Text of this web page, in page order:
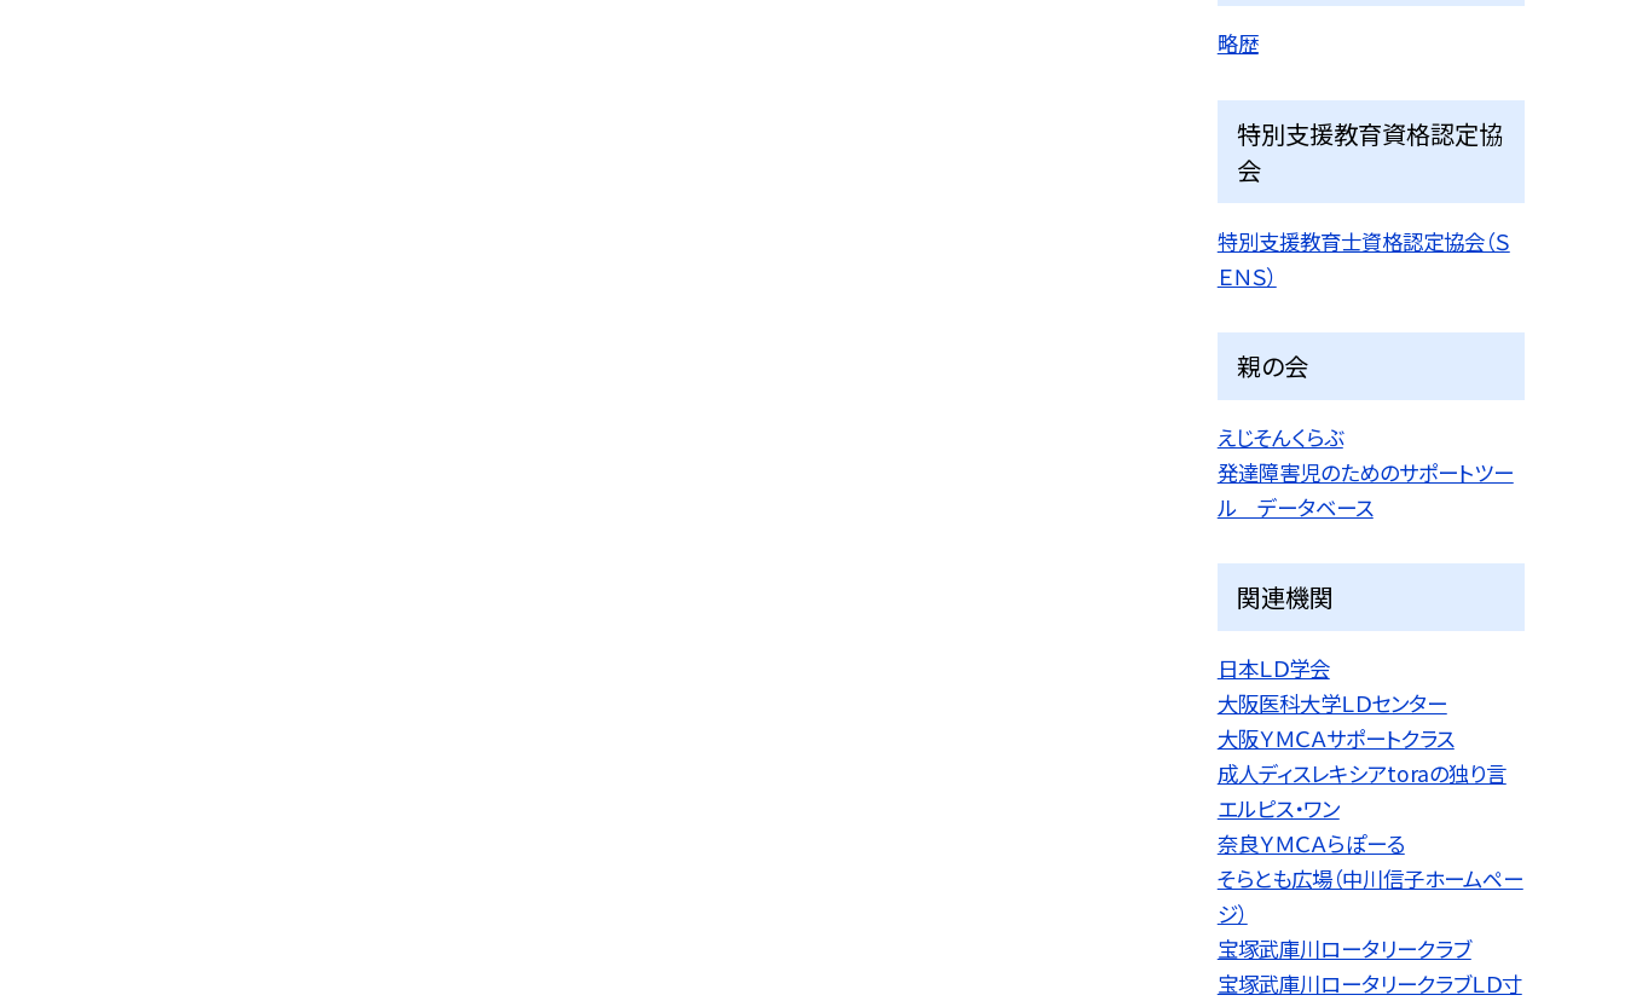
略歴
特別支援教育資格認定協
会
特別支援教育士資格認定協会（Ｓ
ＥＮＳ）
親の会
えじそんくらぶ
発達障害児のためのサポートツー
ル データベース
関連機関
日本ＬＤ学会
大阪医科大学ＬＤセンター
大阪ＹＭＣＡサポートクラス
成人ディスレキシアtoraの独り言
エルピス・ワン
奈良ＹＭＣＡらぽーる
そらとも広場（中川信子ホームペー
ジ）
宝塚武庫川ロータリークラブ
宝塚武庫川ロータリークラブＬＤ寸